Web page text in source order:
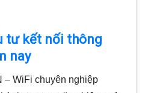
tư kết nối thông
nay
– WiFi chuyên nghiệp